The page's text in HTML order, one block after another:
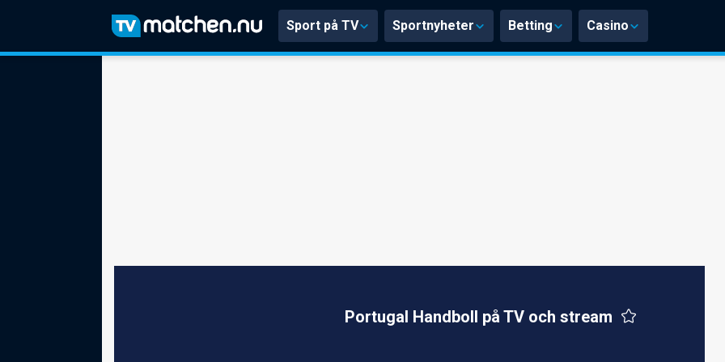
Sport på TV Sportnyheter Betting Casino
Portugal Handboll på TV och stream